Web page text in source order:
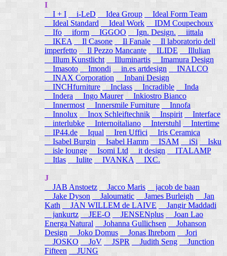
I
I + I
i-LeD Idea Group
Ideal Form Team
Ideal Standard
Ideal Work
IDM Coupechoux
Ifo
iform IGGOO Ign. Design.
iittala
IKEA
Il Casone Il Fanale
Il laboratorio dell
imperfetto
Il Pezzo Mancante ILIDE
Illulian
Illum Kunstlicht
Illuminartis
Imamura Design
Imasoto
Imondi in.es artdesign
INALCO
INAX Corporation
Inbani Design
INCHfurniture
Inclass Incradible
Inda
Indera
Ingo Maurer
Inkiostro Bianco
Innermost
Innersmile Furniture
Innofa
Innolux
Inox Schleiftechnik Inspirit
Interface
interlubke
Internoitaliano Interstuhl
Intertime
IP44.de
Iqual Iren Uffici
Iris Ceramica
Isabel Burgin
Isabel Hamm ISAM iSi Isku
isle lounge
Isomi Ltd it design
ITALAMP
Itlas
Iulite IVANKA IXC.
J
JAB Anstoetz
Jacco Maris
jacob de baan
Jake Dyson
Jaloumatic James Burleigh
Jan
Kath
JAN WILLEM de LAIVE
Jangir Maddadi
jankurtz JEE-O JENSENplus
Joan Lao
Energa Natural
Johanna Gullichsen
Johanson
Design
Joko Domus Jonas Ihreborn
Jori
JOSKO
JoV JSPR Judith Seng
Junction
Fifteen
JUNG